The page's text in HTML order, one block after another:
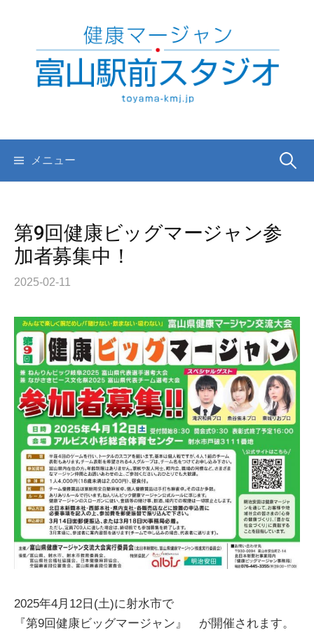
プ
メニュー 検
第9回健康ビッグマージャン参
加者募集中！
2025-02-11
2025年4月12日(土)に射水市で
『第9回健康ビッグマージャン』 が開催されます。